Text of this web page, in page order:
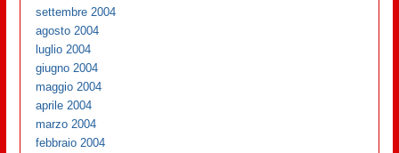
settembre 2004
agosto 2004
luglio 2004
giugno 2004
maggio 2004
aprile 2004
marzo 2004
febbraio 2004